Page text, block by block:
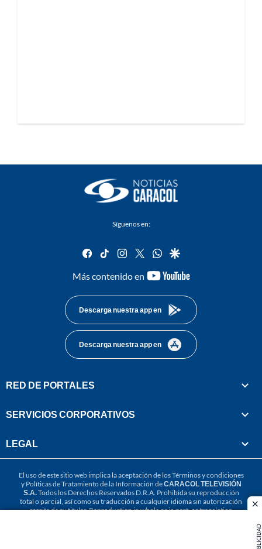
PUBLICIDAD
Síguenos en:
facebook
tiktok instagram
twitterwhatsapp
google
Más contenido en
youtube-
Descarga nuestra app en
Descarga nuestra app en
RED DE PORTALES
SERVICIOS CORPORATIVOS
LEGAL
El uso de este sitio web implica la aceptación de losTérminos y condiciones
y Políticas de Tratamiento de la Información deCARACOL TELEVISIÓN
S.A.Todos los Derechos Reservados D.R.A. Prohibida su reproducción
total o parcial, así como su traducción a cualquier idioma sin autorización
escrita de su titular. Reproduction in whole or in part, or translation